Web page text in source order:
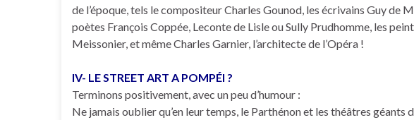
de l’époque, tels le compositeur Charles Gounod, les écrivains Guy de
poètes François Coppée, Leconte de Lisle ou Sully Prudhomme, les
Meissonier, et même Charles Garnier, l’architecte de l’Opéra !
IV- LE STREET ART A POMPÉI ?
Terminons positivement, avec un peu d’humour :
Ne jamais oublier qu’en leur temps, le Parthénon et les théâtres